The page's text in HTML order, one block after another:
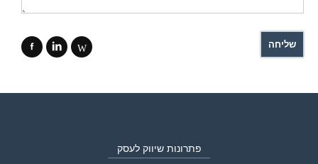
f i W
פתרונות שיווק לעסק